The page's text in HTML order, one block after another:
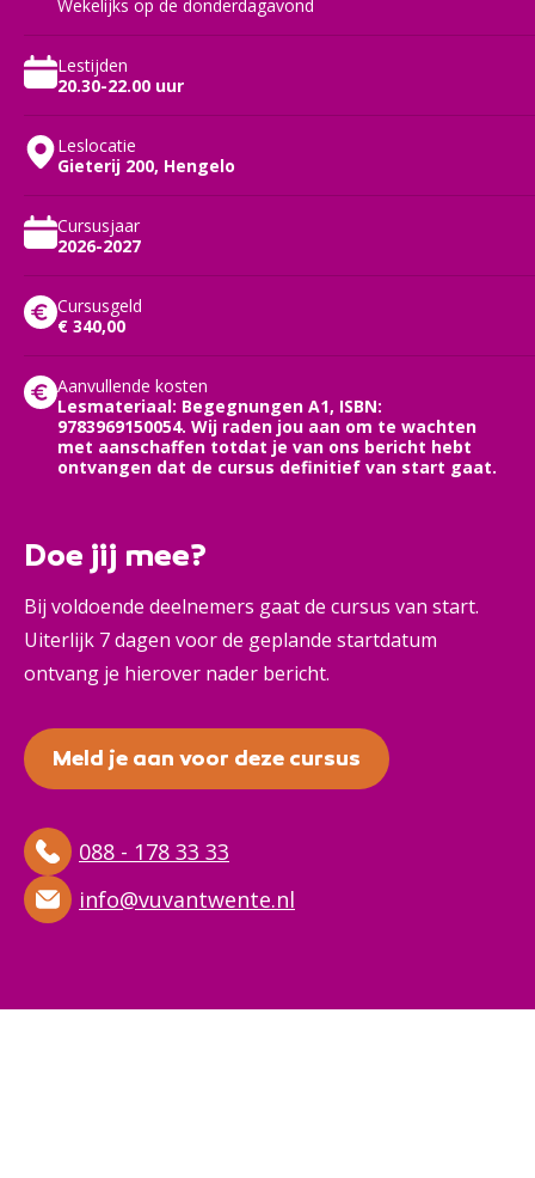
Wekelijks op de donderdagavond
Lestijden
20.30-22.00 uur
Leslocatie
Gieterij 200, Hengelo
Cursusjaar
2026-2027
Cursusgeld
€ 340,00
Aanvullende kosten
Lesmateriaal: Begegnungen A1, ISBN:
9783969150054. Wij raden jou aan om te wachten
met aanschaffen totdat je van ons bericht hebt
ontvangen dat de cursus definitief van start gaat.
Doe jij mee?
Bij voldoende deelnemers gaat de cursus van start.
Uiterlijk 7 dagen voor de geplande startdatum
ontvang je hierover nader bericht.
Meld je aan voor deze cursus
088 - 178 33 33
info@vuvantwente.nl